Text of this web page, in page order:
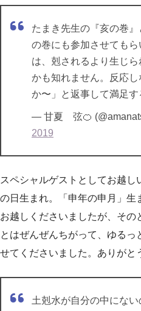
たまき先生の『亥の巻
の巻にも参加させても
は、剋されるより生じ
かも知れません。反応
か〜」と返事して満足す
— 甘夏 弦🍊
2019
スペシャルゲストとしてお越
の日生まれ。「申年の申月」生
お越しくださいましたが、その
とはぜんぜんちがって、ゆる
せてくださいました。ありがと
土剋水が自分の中にな